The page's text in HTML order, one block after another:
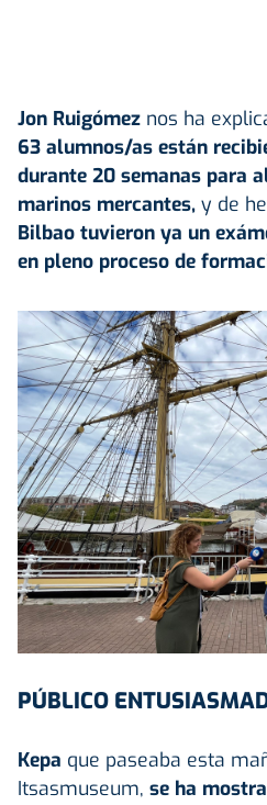
Jon Ruigómez nos ha
63 alumnos/as están
durante 20 semanas para
marinos mercantes, y de
Bilbao tuvieron ya un
en pleno proceso de
PÚBLICO
Kepa que paseaba esta
Itsasmuseum, se ha